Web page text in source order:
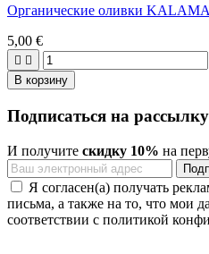
Органические оливки
5,00 €
 
В корзину
Подписаться на рассылку
И получите скидку 10% на
Я согласен(а) получать
письма, а также на то, что мои
соответствии с политикой